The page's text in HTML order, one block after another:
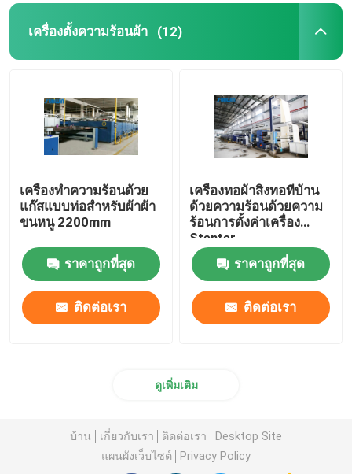
เครื่องตั้งความร้อนผ้า (12)
เครื่องทำความร้อนด้วย
แก๊สแบบท่อสำหรับผ้าผ้า
ขนหนู 2200mm
ราคาถูกที่สุด
ติดต่อเรา
เครื่องทอผ้าสิ่งทอที่บ้าน
ด้วยความร้อนด้วยความ
ร้อนการตั้งค่าเครื่อง
Stenter
ราคาถูกที่สุด
ติดต่อเรา
ดูเพิ่มเติม
บ้าน เกี่ยวกับเรา ติดต่อเรา
Desktop Site
แผนผังเว็บไซต์
Privacy Policy